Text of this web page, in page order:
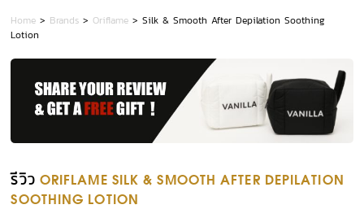
Home > Brands > Oriflame >Silk & Smooth After Depilation Soothing
Lotion
รีวิว ORIFLAME SILK & SMOOTH AFTER DEPILATION
SOOTHING LOTION